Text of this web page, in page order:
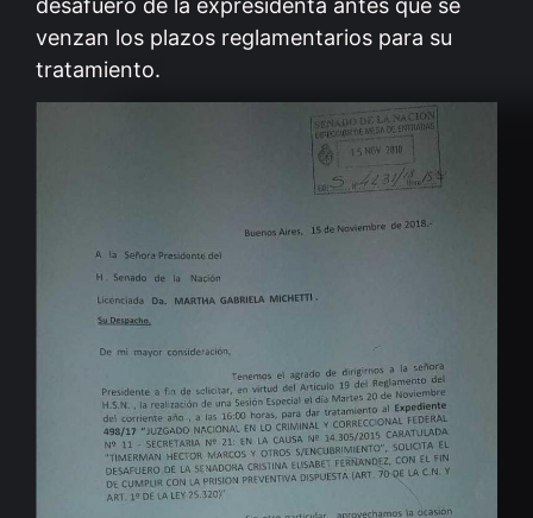
desafuero de la expresidenta antes que se
venzan los plazos reglamentarios para su
tratamiento.